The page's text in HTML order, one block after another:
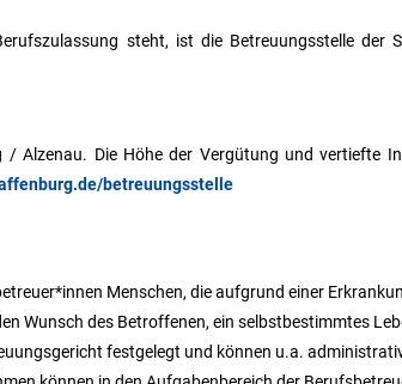
steht, ist die Betreuungsstelle der
Alzenau. Die Höhe der Vergütung und vertiefte
betreuungsstelle
Menschen, die aufgrund einer
Wunsch des Betroffenen, ein selbstbestimmtes
festgelegt und können u.a.